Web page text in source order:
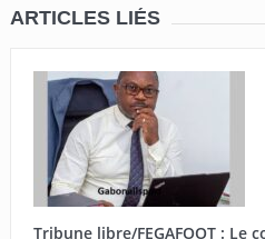
ARTICLES LIÉS
Tribune libre/FEGAFOOT : Le